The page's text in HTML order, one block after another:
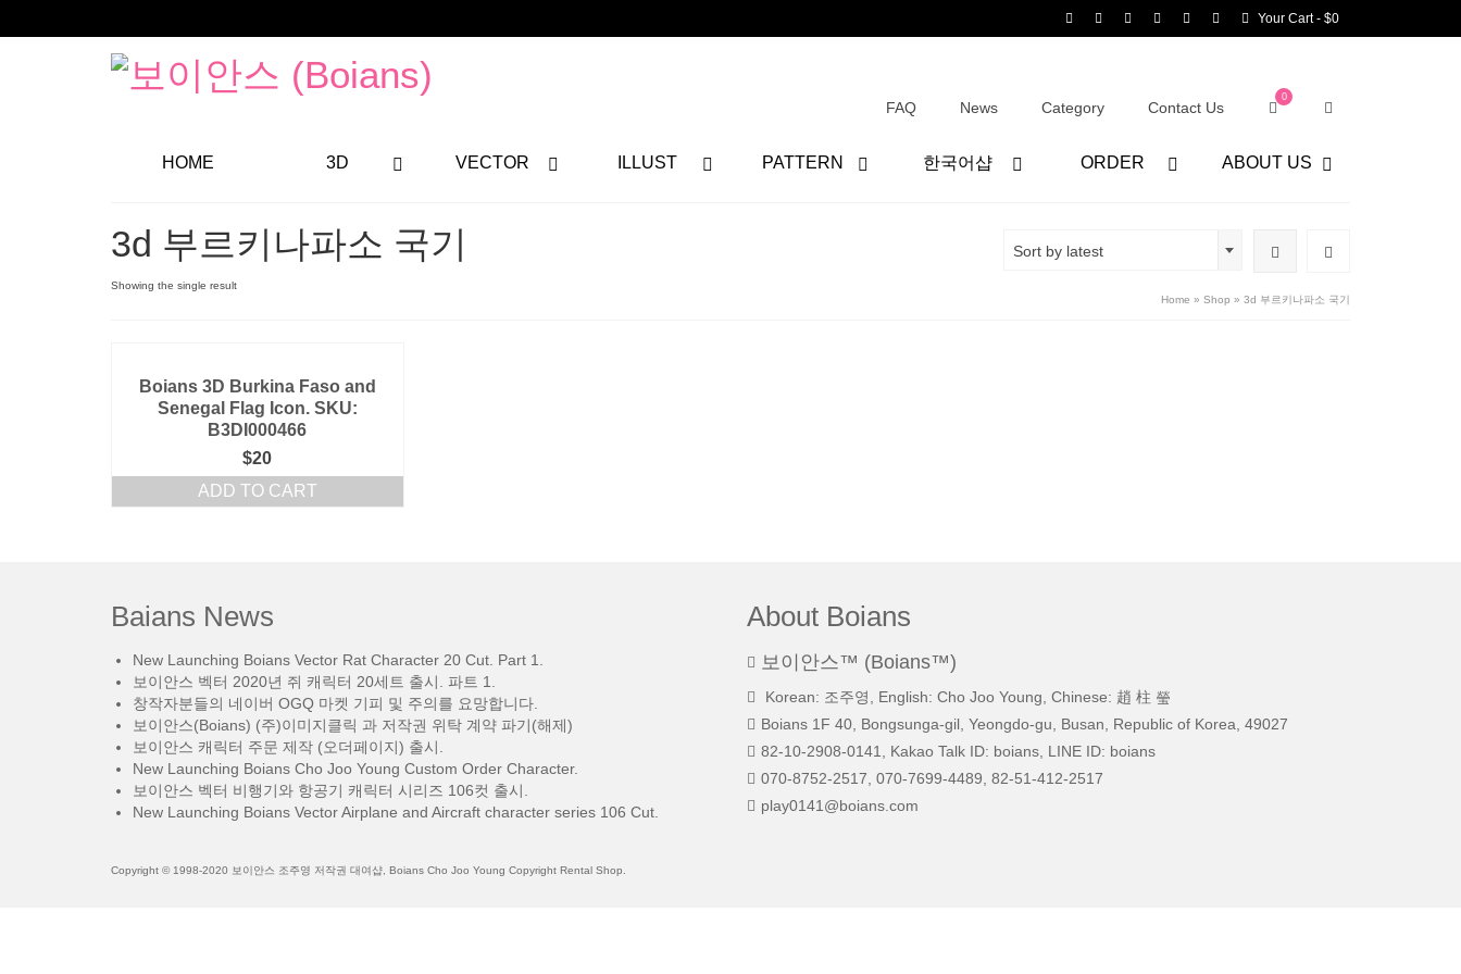
Your Cart- $0
FAQ News Category Contact Us
0
HOME 3D VECTOR ILLUST PATTERN 한국어샵 ORDER ABOUT US
3d 부르키나파소 국기
Showing the single result
Sort by latest
Home » Shop » 3d 부르키나파소 국기
Boians 3D Burkina Faso and
Senegal Flag Icon. SKU:
B3DI000466
$20
ADD TO CART
Baians News
New Launching Boians Vector Rat Character 20 Cut. Part 1.
보이안스 벡터 2020년 쥐 캐릭터 20세트 출시. 파트 1.
창작자분들의 네이버 OGQ 마켓 기피 및 주의를 요망합니다.
보이안스(Boians) (주)이미지클릭 과 저작권 위탁 계약 파기(해제)
보이안스 캐릭터 주문 제작 (오더페이지) 출시.
New Launching Boians Cho Joo Young Custom Order Character.
보이안스 벡터 비행기와 항공기 캐릭터 시리즈 106컷 출시.
New Launching Boians Vector Airplane and Aircraft character series 106 Cut.
About Boians
보이안스™ (Boians™)
Korean: 조주영, English: Cho Joo Young, Chinese: 趙 柱 瑩
Boians 1F 40, Bongsunga-gil, Yeongdo-gu, Busan, Republic of Korea, 49027
82-10-2908-0141, Kakao Talk ID: boians, LINE ID: boians
070-8752-2517, 070-7699-4489, 82-51-412-2517
play0141@boians.com
Copyright © 1998-2020 보이안스 조주영 저작권 대여샵, Boians Cho Joo Young Copyright Rental Shop.